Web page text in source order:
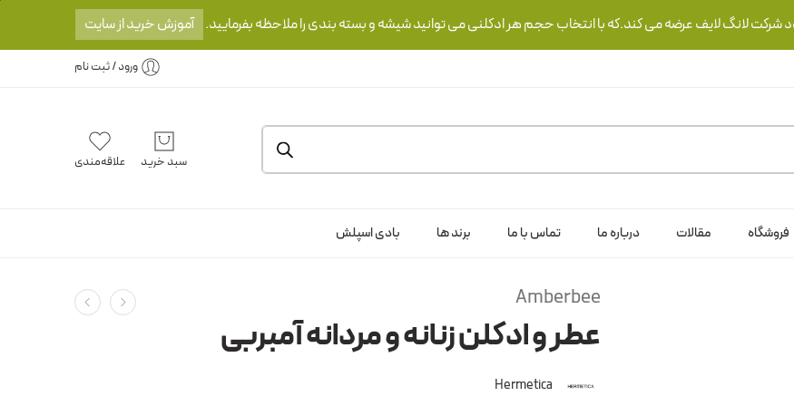
شرکت لانگ لایف عرضه می کند.که با انتخاب حجم هر ادکلنی می توانید شیشه و بسته بندی را ملاحظه بفرمایید. آموزش خرید از سایت
ورود / ثبت نام
سبد خرید علاقه‌مندی
فروشگاه مقالات درباره ما تماس با ما برند ها بادی اسپلش
Amberbee
عطر و ادکلن زنانه و مردانه آمبربی
Hermetica